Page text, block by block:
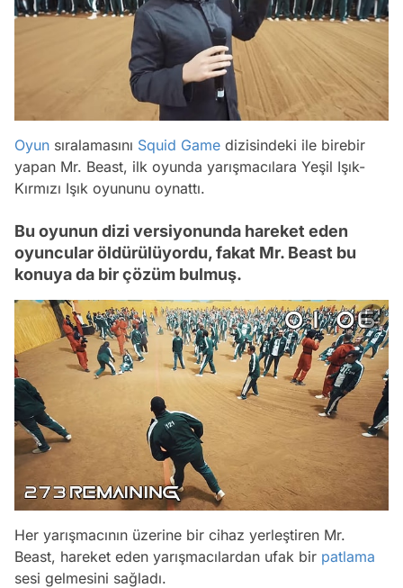
Oyun sıralamasını Squid Game dizisindeki ile birebir
yapan Mr. Beast, ilk oyunda yarışmacılara Yeşil Işık-
Kırmızı Işık oyununu oynattı.
Bu oyunun dizi versiyonunda hareket eden
oyuncular öldürülüyordu, fakat Mr. Beast bu
konuya da bir çözüm bulmuş.
Her yarışmacının üzerine bir cihaz yerleştiren Mr.
Beast, hareket eden yarışmacılardan ufak bir patlama
sesi gelmesini sağladı.